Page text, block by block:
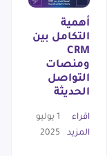
أهمية
التكامل بين
CRM
ومنصات
التواصل
الحديثة
اقراء
المزيد
1 يوليو
2025